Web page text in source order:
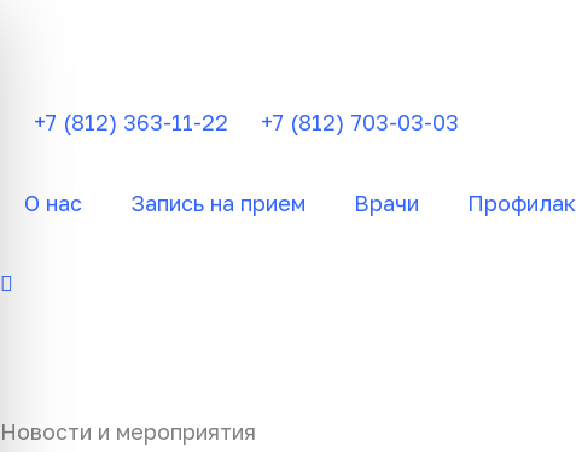
+7 (812) 363-11-22
+7 (812) 703-03-03
О нас Запись на прием Врачи
Новости и мероприятия